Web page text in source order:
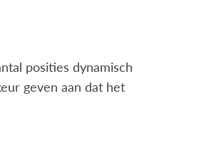
posities dynamisch
geven aan dat het